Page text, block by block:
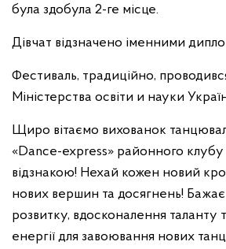
була здобула 2-ге місце.
Дівчат відзначено іменними
Фестиваль, традиційно,
Міністерства освіти и науки
Щиро вітаємо вихованок
«Dance-express» районного клубу
відзнакою! Нехай кожен новий
нових вершин та досягнень!
розвитку, вдосконалення таланту
енергії для завоювання нових